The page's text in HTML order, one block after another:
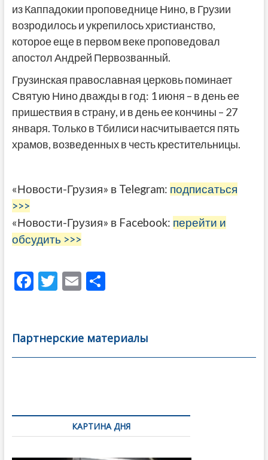
из Каппадокии проповеднице Нино, в Грузии
возродилось и укрепилось христианство,
которое еще в первом веке проповедовал
апостол Андрей Первозванный.
Грузинская православная церковь поминает
Святую Нино дважды в год: 1 июня – в день ее
пришествия в страну, и в день ее кончины – 27
января. Только в Тбилиси насчитывается пять
храмов, возведенных в честь крестительницы.
«Новости-Грузия» в Telegram: подписаться
>>>
«Новости-Грузия» в Facebook: перейти и
обсудить >>>
F
b
o
T
er
E
l
О
а
в
Партнерские материалы
по
записямКАРТИНА ДНЯ